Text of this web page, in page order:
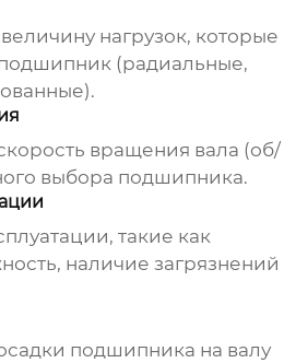
нагрузок, которые
(радиальные,
вращения вала (об/
выбора подшипника.
такие как
наличие загрязнений
подшипника на валу